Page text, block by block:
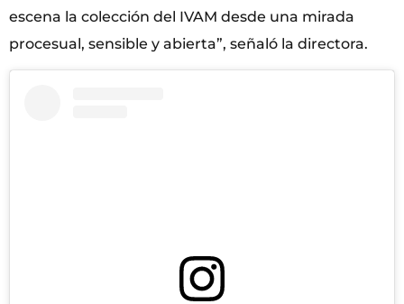
escena la colección del IVAM desde una mirada
procesual, sensible y abierta”, señaló la directora.